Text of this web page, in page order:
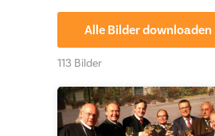
Alle Bilder downloaden
113 Bilder